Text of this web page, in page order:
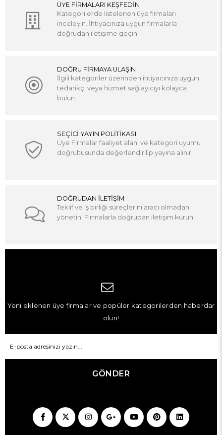
ÜYE FİRMALARI KEŞFEDİN
Kategorilerde listelenen üye firmaları
inceleyin. İhtiyacınıza uygun firmalarla
doğrudan iletişime geçin.
DOĞRU FİRMAYA ULAŞIN
İlgili kategoriler üzerinden ihtiyacınıza uygun
tedarikçi veya hizmet sağlayıcıyı kolayca
bulun.
SEÇİCİ YAYIN POLİTİKASI
Üye Firmalar faaliyet alanı ve kategori uyumu
doğrultusunda değerlendirilip yayına alınır.
DOĞRUDAN İLETİŞİM
Teklif ve iş birliği süreçlerini aracı olmadan
yönetin. Firmalarla doğrudan iletişim kurun.
Yeni eklenen üye firmalar ve popüler kategorilerden haberdar
olun!
GÖNDER